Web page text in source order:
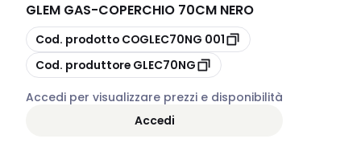
GLEM GAS-COPERCHIO 70CM NERO
copia
Cod. prodotto
COGLEC70NG 001
copia
Cod. produttore GLEC70NG
Accedi per visualizzare prezzi e disponibilità
Accedi